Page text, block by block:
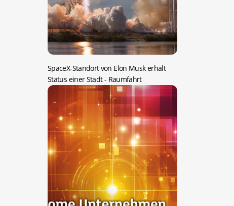
SpaceX-Standort von Elon Musk erhält
Status einer Stadt- Raumfahrt